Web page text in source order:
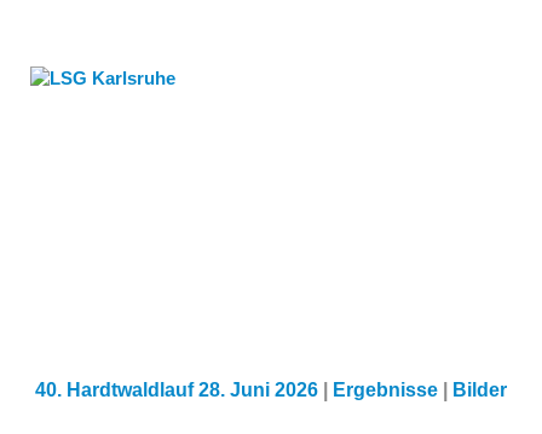
40. Hardtwaldlauf 28. Juni 2026 Ergebnisse Bilder